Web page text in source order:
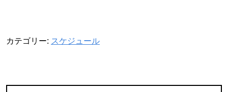
カテゴリー: スケジュール